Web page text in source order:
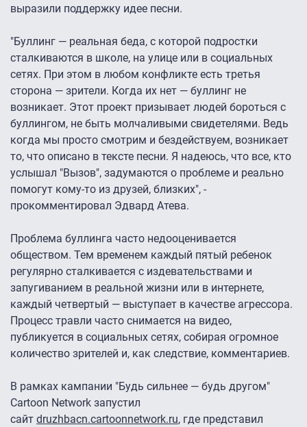
выразили поддержку идее песни.
"Буллинг — реальная беда, с которой подростки
сталкиваются в школе, на улице или в социальных
сетях. При этом в любом конфликте есть третья
сторона — зрители. Когда их нет — буллинг не
возникает. Этот проект призывает людей бороться с
буллингом, не быть молчаливыми свидетелями. Ведь
когда мы просто смотрим и бездействуем, возникает
то, что описано в тексте песни. Я надеюсь, что все, кто
услышал "Вызов", задумаются о проблеме и реально
помогут кому-то из друзей, близких", -
прокомментировал Эдвард Атева.
Проблема буллинга часто недооценивается
обществом. Тем временем каждый пятый ребенок
регулярно сталкивается с издевательствами и
запугиванием в реальной жизни или в интернете,
каждый четвертый — выступает в качестве агрессора.
Процесс травли часто снимается на видео,
публикуется в социальных сетях, собирая огромное
количество зрителей и, как следствие, комментариев.
В рамках кампании "Будь сильнее — будь другом"
Cartoon Network запустил
сайт druzhbacn.cartoonnetwork.ru, где представил